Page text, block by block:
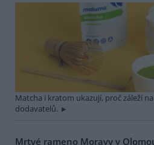
Matcha i kratom ukazují, proč záleží
dodavatelů.
Mrtvé rameno Moravy v